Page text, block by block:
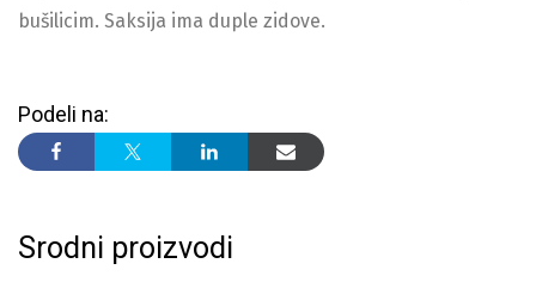
bušilicim. Saksija ima duple zidove.
Podeli na:
Srodni proizvodi